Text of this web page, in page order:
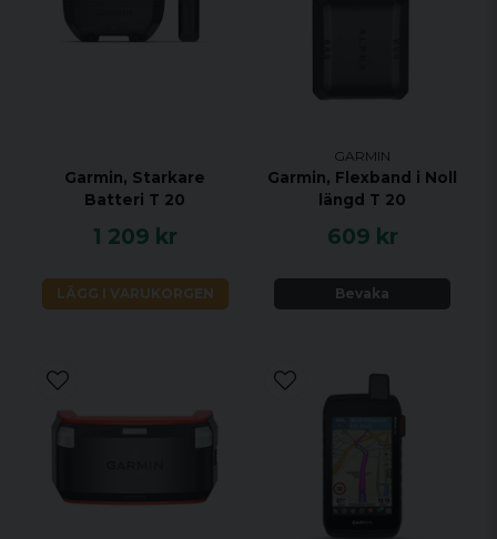
Garmin, Starkare
Batteri T 20
1 209 kr
LÄGG I VARUKORGEN
GARMIN
Garmin, Flexband i Noll
längd T 20
609 kr
Bevaka